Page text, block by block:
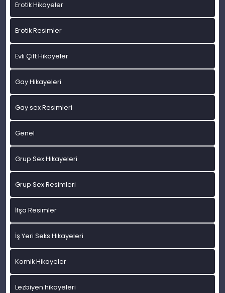
Erotik Hikayeler
Erotik Resimler
Evli Çift Hikayeler
Gay Hikayeleri
Gay sex Resimleri
Genel
Grup Sex Hikayeleri
Grup Sex Resimleri
İfşa Resimler
İş Yeri Seks Hikayeleri
Komik Hikayeler
Lezbiyen hikayeleri